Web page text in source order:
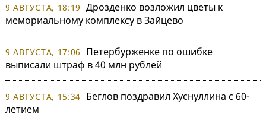
9 АВГУСТА, 18:19 Дрозденко возложил цветы к
мемориальному комплексу в Зайцево
9 АВГУСТА, 17:06
Петербурженке по ошибке
выписали штраф в 40 млн рублей
9 АВГУСТА, 15:34 Беглов поздравил Хуснуллина с 60-
летием